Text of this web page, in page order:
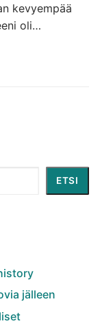
kevyempää
oli…
ETSI
jälleen